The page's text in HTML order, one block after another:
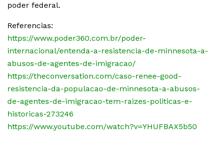
poder federal.
Referencias:
https://www.poder360.com.br/poder-
internacional/entenda-a-resistencia-de-minnesota-a-
abusos-de-agentes-de-imigracao/
https://theconversation.com/caso-renee-good-
resistencia-da-populacao-de-minnesota-a-abusos-
de-agentes-de-imigracao-tem-raizes-politicas-e-
historicas-273246
https://www.youtube.com/watch?v=YHUFBAX5b50